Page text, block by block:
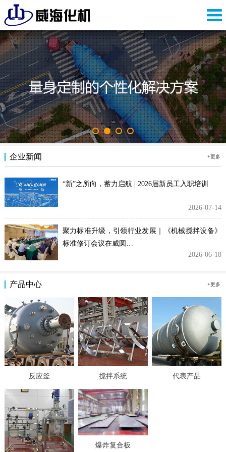
企业新闻 +更多
“新”之所向，蓄力启航 | 2026届新员工入职培训
2026-07-14
聚力标准升级，引领行业发展｜《机械搅拌设备》
标准修订会议在威圆…
2026-06-18
产品中心 +更多
反应釜 搅拌系统 代表产品
爆炸复合板